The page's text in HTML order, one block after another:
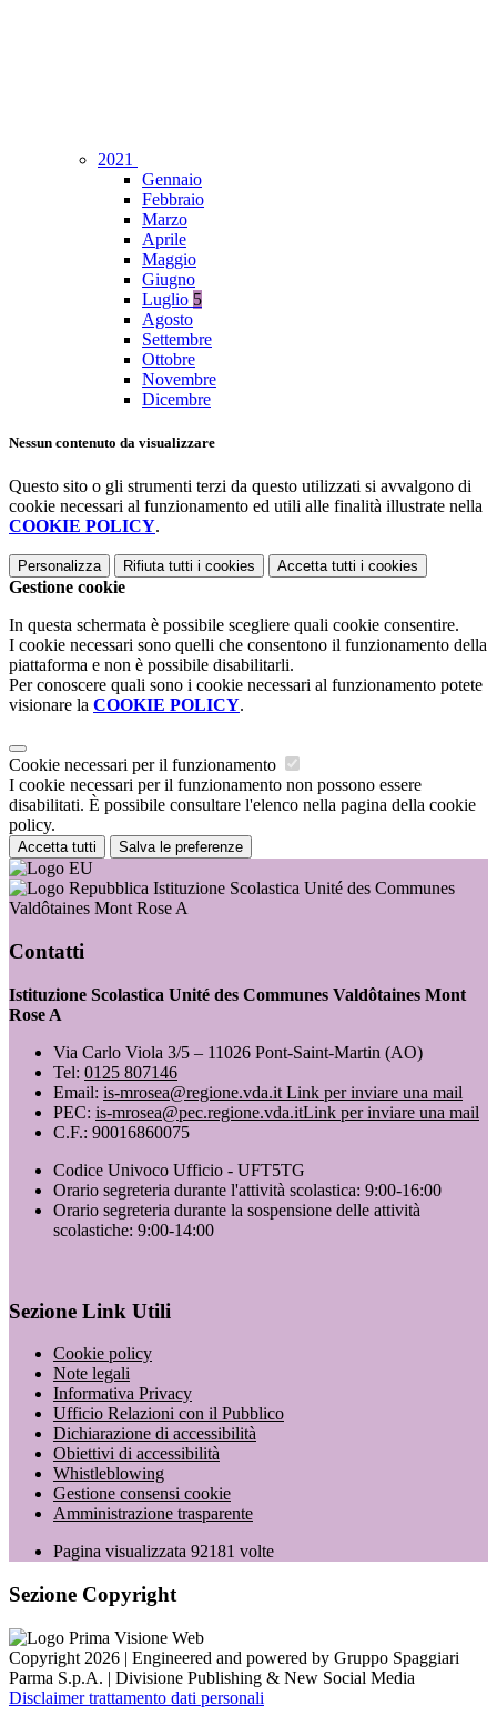
2021
Gennaio
Febbraio
Marzo
Aprile
Maggio
Giugno
Luglio 5
Agosto
Settembre
Ottobre
Novembre
Dicembre
Nessun contenuto da visualizzare
Questo sito o gli strumenti terzi da questo utilizzati si avvalgono di
cookie necessari al funzionamento ed utili alle finalità illustrate nella
COOKIE POLICY.
Personalizza Rifiuta tutti i cookies Accetta tutti i cookies
Gestione cookie
In questa schermata è possibile scegliere quali cookie consentire.
I cookie necessari sono quelli che consentono il funzionamento della
piattaforma e non è possibile disabilitarli.
Per conoscere quali sono i cookie necessari al funzionamento potete
visionare la COOKIE POLICY.
Cookie necessari per il funzionamento
I cookie necessari per il funzionamento non possono essere
disabilitati. È possibile consultare l'elenco nella pagina della cookie
policy.
Accetta tutti Salva le preferenze
Istituzione Scolastica Unité des Communes
Valdôtaines Mont Rose A
Contatti
Istituzione Scolastica Unité des Communes Valdôtaines Mont
Rose A
Via Carlo Viola 3/5 – 11026 Pont-Saint-Martin (AO)
Tel: 0125 807146
Email: is-mrosea@regione.vda.it Link per inviare una mail
PEC: is-mrosea@pec.regione.vda.itLink per inviare una mail
C.F.: 90016860075
Codice Univoco Ufficio - UFT5TG
Orario segreteria durante l'attività scolastica: 9:00-16:00
Orario segreteria durante la sospensione delle attività
scolastiche: 9:00-14:00
Sezione Link Utili
Cookie policy
Note legali
Informativa Privacy
Ufficio Relazioni con il Pubblico
Dichiarazione di accessibilità
Obiettivi di accessibilità
Whistleblowing
Gestione consensi cookie
Amministrazione trasparente
Pagina visualizzata 92181 volte
Sezione Copyright
Copyright 2026 | Engineered and powered by Gruppo Spaggiari
Parma S.p.A. | Divisione Publishing & New Social Media
Disclaimer trattamento dati personali